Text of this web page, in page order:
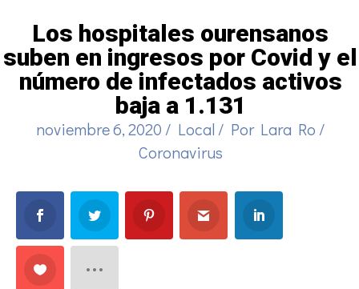
Los hospitales ourensanos
suben en ingresos por Covid y el
número de infectados activos
baja a 1.131
noviembre 6, 2020 / Local / Por Lara Ro /
Coronavirus